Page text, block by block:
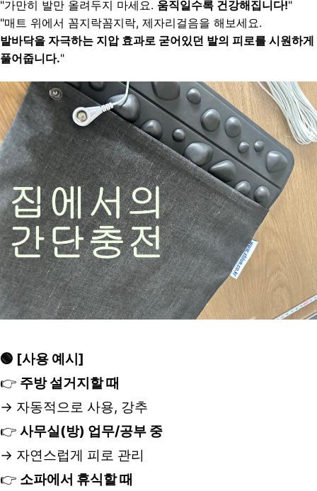
"가만히 발만 올려두지 마세요. 움직일수록 건강해집니다!"
"매트 위에서 꼼지락꼼지락, 제자리걸음을 해보세요.
발바닥을 자극하는 지압 효과로 굳어있던 발의 피로를 시원하게
풀어줍니다."
🟢 [사용 예시]
👉 주방 설거지할 때
→ 자동적으로 사용, 강추
👉 사무실(방) 업무/공부 중
→ 자연스럽게 피로 관리
👉 소파에서 휴식할 때